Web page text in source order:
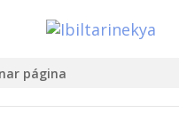
página